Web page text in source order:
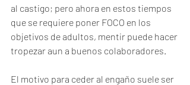
al castigo; pero ahora en estos tiempos
que se requiere poner FOCO en los
objetivos de adultos, mentir puede hacer
tropezar aun a buenos colaboradores.
El motivo para ceder al engaño suele ser